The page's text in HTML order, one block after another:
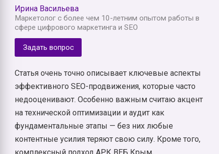
Ирина Васильева
Маркетолог с более чем 10-летним опытом работы в
сфере цифрового маркетинга и SEO
Задать вопрос
Статья очень точно описывает ключевые аспекты
эффективного SEO-продвижения, которые часто
недооценивают. Особенно важным считаю акцент
на технической оптимизации и аудит как
фундаментальные этапы — без них любые
контентные усилия теряют свою силу. Кроме того,